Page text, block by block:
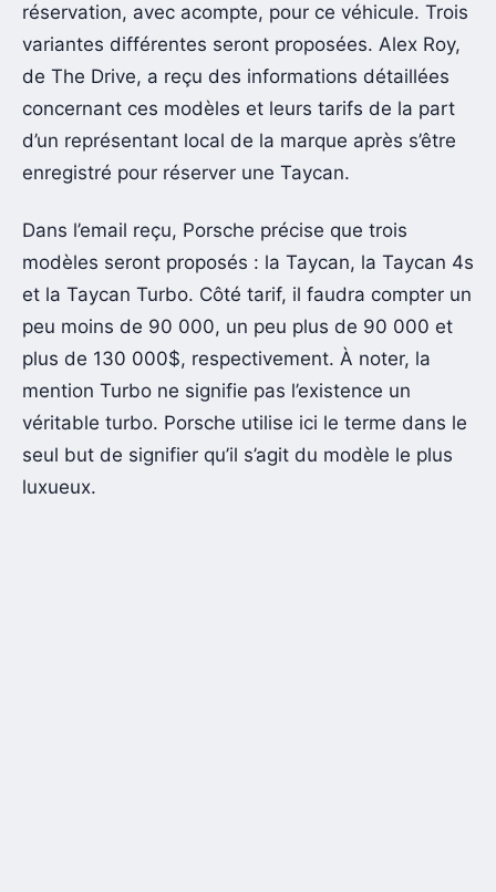
réservation, avec acompte, pour ce véhicule. Trois
variantes différentes seront proposées. Alex Roy,
de The Drive, a reçu des informations détaillées
concernant ces modèles et leurs tarifs de la part
d’un représentant local de la marque après s’être
enregistré pour réserver une Taycan.
Dans l’email reçu, Porsche précise que trois
modèles seront proposés : la Taycan, la Taycan 4s
et la Taycan Turbo. Côté tarif, il faudra compter un
peu moins de 90 000, un peu plus de 90 000 et
plus de 130 000$, respectivement. À noter, la
mention Turbo ne signifie pas l’existence un
véritable turbo. Porsche utilise ici le terme dans le
seul but de signifier qu’il s’agit du modèle le plus
luxueux.